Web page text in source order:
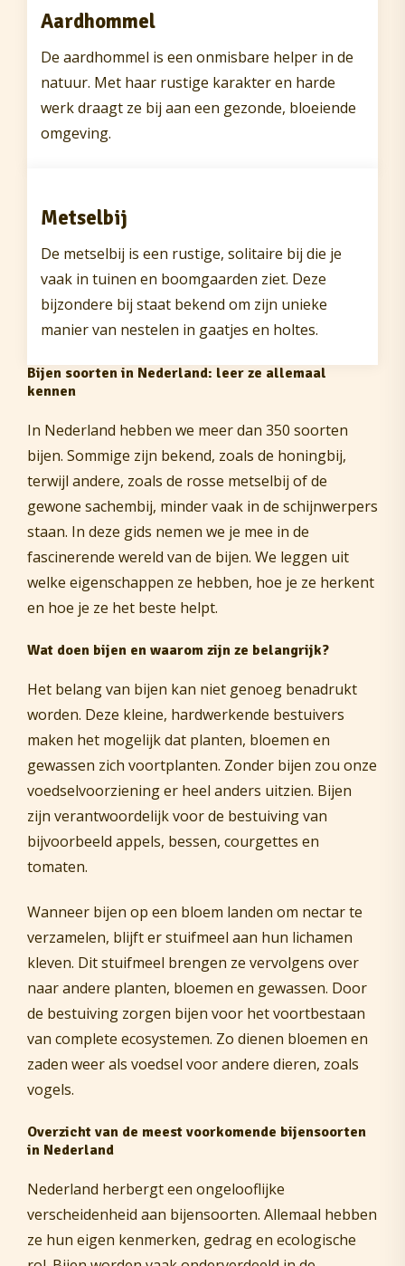
Aardhommel
De aardhommel is een onmisbare helper in de
natuur. Met haar rustige karakter en harde
werk draagt ze bij aan een gezonde, bloeiende
omgeving.
Metselbij
De metselbij is een rustige, solitaire bij die je
vaak in tuinen en boomgaarden ziet. Deze
bijzondere bij staat bekend om zijn unieke
manier van nestelen in gaatjes en holtes.
Bijen soorten in Nederland: leer ze allemaal
kennen
In Nederland hebben we meer dan 350 soorten
bijen. Sommige zijn bekend, zoals de honingbij,
terwijl andere, zoals de rosse metselbij of de
gewone sachembij, minder vaak in de schijnwerpers
staan. In deze gids nemen we je mee in de
fascinerende wereld van de bijen. We leggen uit
welke eigenschappen ze hebben, hoe je ze herkent
en hoe je ze het beste helpt.
Wat doen bijen en waarom zijn ze belangrijk?
Het belang van bijen kan niet genoeg benadrukt
worden. Deze kleine, hardwerkende bestuivers
maken het mogelijk dat planten, bloemen en
gewassen zich voortplanten. Zonder bijen zou onze
voedselvoorziening er heel anders uitzien. Bijen
zijn verantwoordelijk voor de bestuiving van
bijvoorbeeld appels, bessen, courgettes en
tomaten.
Wanneer bijen op een bloem landen om nectar te
verzamelen, blijft er stuifmeel aan hun lichamen
kleven. Dit stuifmeel brengen ze vervolgens over
naar andere planten, bloemen en gewassen. Door
de bestuiving zorgen bijen voor het voortbestaan
van complete ecosystemen. Zo dienen bloemen en
zaden weer als voedsel voor andere dieren, zoals
vogels.
Overzicht van de meest voorkomende bijensoorten
in Nederland
Nederland herbergt een ongelooflijke
verscheidenheid aan bijensoorten. Allemaal hebben
ze hun eigen kenmerken, gedrag en ecologische